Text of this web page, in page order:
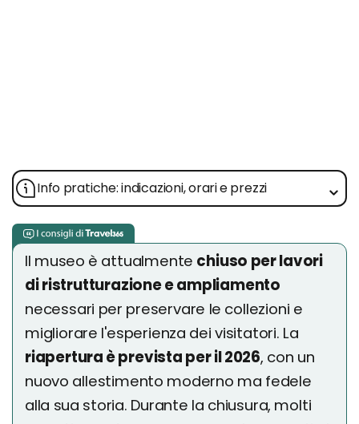
Info pratiche: indicazioni, orari e prezzi
Il museo è attualmente chiuso per lavori
di ristrutturazione e ampliamento
necessari per preservare le collezioni e
migliorare l'esperienza dei visitatori. La
riapertura è prevista per il 2026, con un
nuovo allestimento moderno ma fedele
alla sua storia. Durante la chiusura, molti